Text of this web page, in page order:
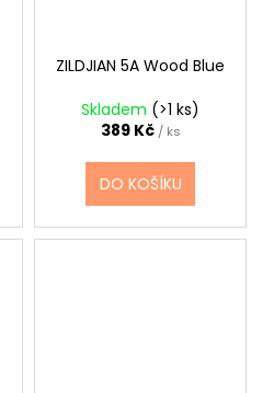
ZILDJIAN 5A Wood Blue
Skladem (>1 ks)
389 Kč / ks
DO KOŠÍKU